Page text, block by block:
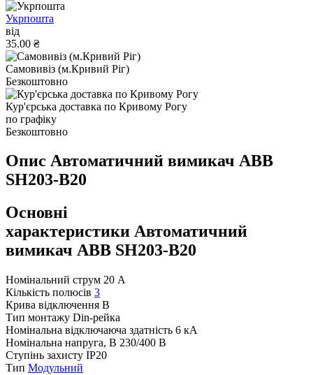
Укрпошта
від
35.00 ₴
Самовивіз (м.Кривий Ріг)
Безкоштовно
Кур'єрська доставка по Кривому Рогу
по графіку
Безкоштовно
Опис Автоматичний вимикач ABB
SH203-B20
Основні
характеристики Автоматичний
вимикач ABB SH203-B20
Номінальний струм 20 А
Кількість полюсів 3
Крива відключення B
Тип монтажу Din-рейка
Номінальна відключаюча здатність 6 кА
Номінальна напруга, В 230/400 В
Ступінь захисту IP20
Тип Модульний